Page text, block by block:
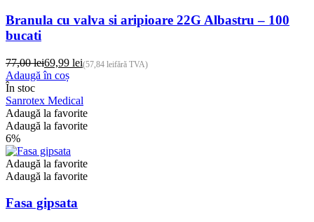
în
pagina
Branula cu valva si aripioare 22G Albastru – 100
bucati
77,00lei
Prețul
inițial
a
fost:
77,00 lei.
69,99 lei
Prețul
curent
este:
69,99 lei.
(57,84 leifără TVA)
Adaugă în coș
În stoc
Sanrotex Medical
Adaugă la favorite
Adaugă la favorite
6%
Adaugă la favorite
Adaugă la favorite
Fasa gipsata